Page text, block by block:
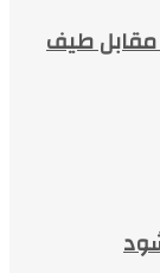
مقابل طیف